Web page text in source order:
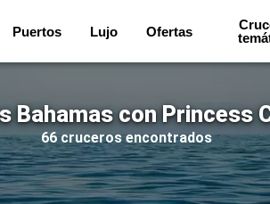
Puertos Lujo Ofertas
Bahamas con Princess
66 cruceros encontrados